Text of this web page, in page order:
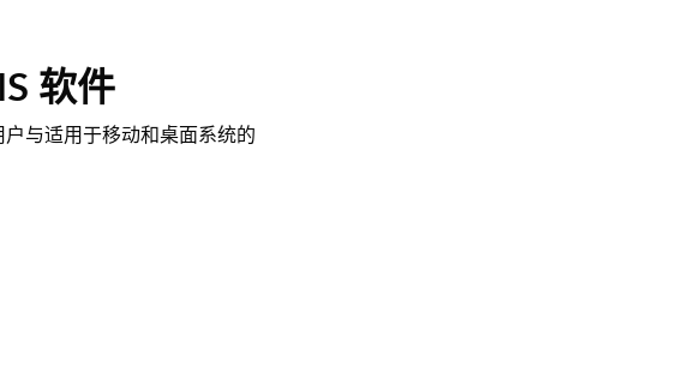
软件
与适用于移动和桌面系统的